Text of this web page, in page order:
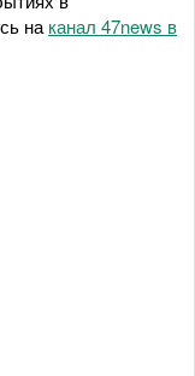
на канал 47news в